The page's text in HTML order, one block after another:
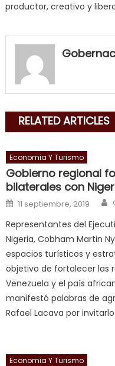
productor, creativo y
my
neighbor
mouth
cum,
will
smith
a
cuckold,
nice
milf
in
squirting,
आपक
न
भ
RELATED ARTICLES
Economia Y Turismo
Gobierno regional
bilaterales con
Posted on
11 septiembre, 2019
Representantes del
Nigeria, Cobham Martin
espacios turísticos y
objetivo de fortalecer las
Venezuela y el país
manifestó palabras de
Rafael Lacava por
Economia Y Turismo